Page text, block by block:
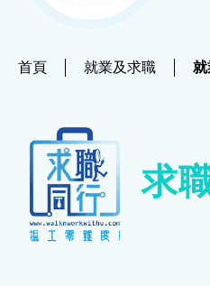
就業及求職
就業及求職
最新資訊 / 招聘會
首頁 就業及求職
求